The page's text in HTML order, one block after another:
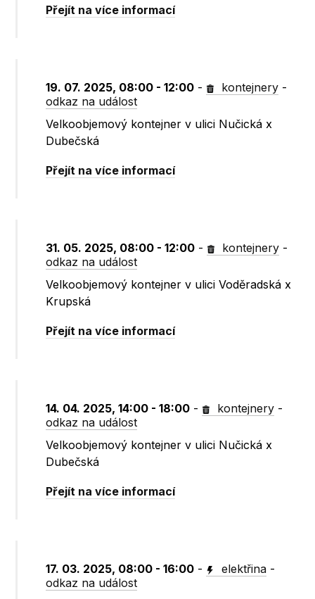
Přejít na více informací
19. 07. 2025, 08:00 - 12:00 - kontejnery -
odkaz na událost
Velkoobjemový kontejner v ulici Nučická x
Dubečská
Přejít na více informací
31. 05. 2025, 08:00 - 12:00 - kontejnery -
odkaz na událost
Velkoobjemový kontejner v ulici Voděradská x
Krupská
Přejít na více informací
14. 04. 2025, 14:00 - 18:00 - kontejnery -
odkaz na událost
Velkoobjemový kontejner v ulici Nučická x
Dubečská
Přejít na více informací
17. 03. 2025, 08:00 - 16:00 - elektřina -
odkaz na událost